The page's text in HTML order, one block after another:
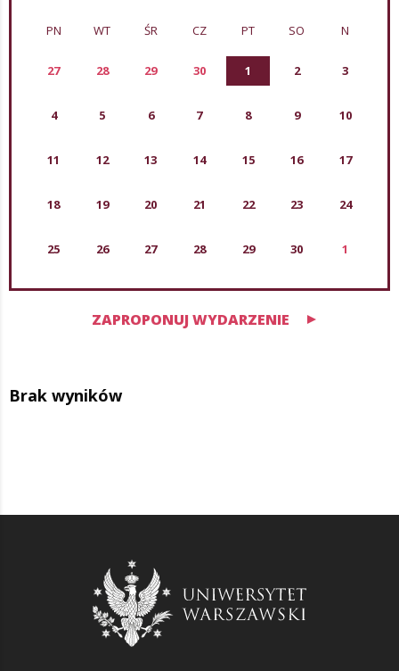
PN WT ŚR CZ PT SO N
27 28 29 30 1 2 3
4 5 6 7 8 9 10
11 12 13 14 15 16 17
18 19 20 21 22 23 24
25 26 27 28 29 30 1
ZAPROPONUJ WYDARZENIE
Brak wyników